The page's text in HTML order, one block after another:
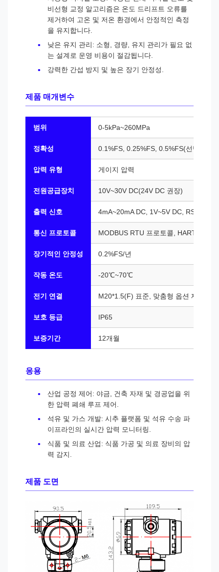
비선형 교정 알고리즘은 온도 드리프트 오류를 ​​
제거하여 고온 및 저온 환경에서 안정적인 측정
을 유지합니다.
낮은 유지 관리: 소형, 경량, 유지 관리가 필요 없
는 설계로 운영 비용이 절감됩니다.
강력한 간섭 방지 및 높은 장기 안정성.
제품 매개변수
범위 0-5kPa~260MPa
정확성 0.1%FS, 0.25%FS, 0.5%FS(선택 사항)
압력 유형 게이지 압력
전원공급장치 10V~30V DC(24V DC 권장)
출력 신호 4mA~20mA DC, 1V~5V DC, RS485 등
통신 프로토콜 MODBUS RTU 프로토콜, HART 프로
장기적인 안정성 0.2%FS/년
작동 온도 -20℃~70℃
전기 연결 M20*1.5(F) 표준, 맞춤형 옵션 제공
보호 등급 IP65
보증기간 12개월
응용
산업 공정 제어: 야금, 건축 자재 및 경공업을 위
한 압력 폐쇄 루프 제어.
석유 및 가스 개발: 시추 플랫폼 및 석유 수송 파
이프라인의 실시간 압력 모니터링.
식품 및 의료 산업: 식품 가공 및 의료 장비의 압
력 감지.
제품 도면